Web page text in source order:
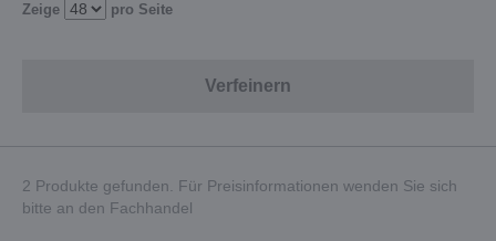
Zeige pro Seite
Verfeinern
2 Produkte gefunden. Für Preisinformationen wenden Sie sich
bitte an den Fachhandel